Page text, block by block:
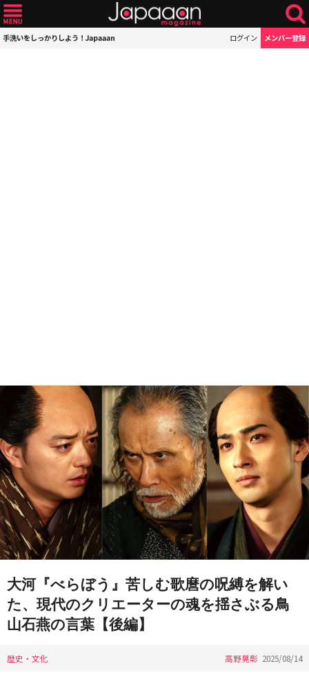
手洗いをしっかりしよう！Japaaan ログイン メンバー登録
大河『べらぼう』苦しむ歌麿の呪縛を解い
た、現代のクリエーターの魂を揺さぶる鳥
山石燕の言葉【後編】
歴史・文化 高野晃彰 2025/08/14